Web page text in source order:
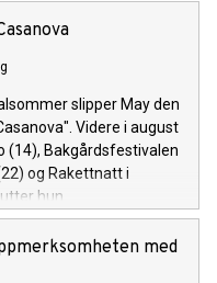
slipper May den
Videre i august
(14), Bakgårdsfestivalen
og Rakettnatt i
hun
med